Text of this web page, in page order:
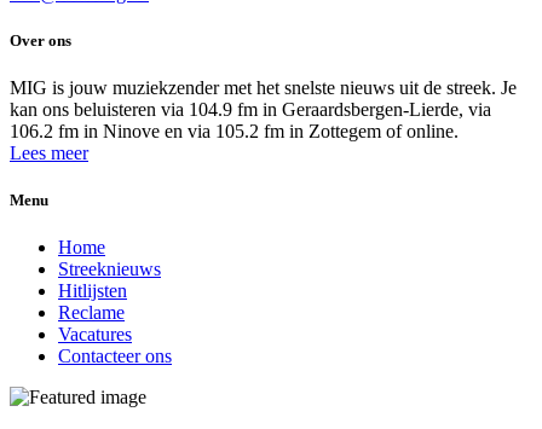
Over ons
MIG is jouw muziekzender met het snelste nieuws uit de streek. Je
kan ons beluisteren via 104.9 fm in Geraardsbergen-Lierde, via
106.2 fm in Ninove en via 105.2 fm in Zottegem of online.
Lees meer
Menu
Home
Streeknieuws
Hitlijsten
Reclame
Vacatures
Contacteer ons